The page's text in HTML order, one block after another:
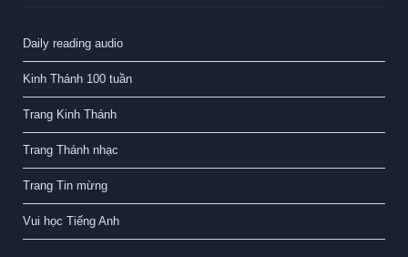
Daily reading audio
Kinh Thánh 100 tuần
Trang Kinh Thánh
Trang Thánh nhạc
Trang Tin mừng
Vui học Tiếng Anh